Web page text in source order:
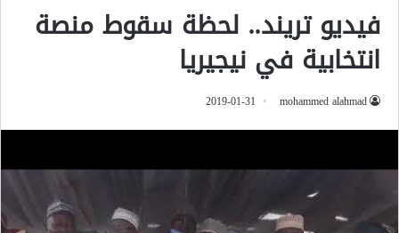
فيديو تريند.. لحظة سقوط منصة
انتخابية في نيجيريا
mohammed alahmad
2019-01-31